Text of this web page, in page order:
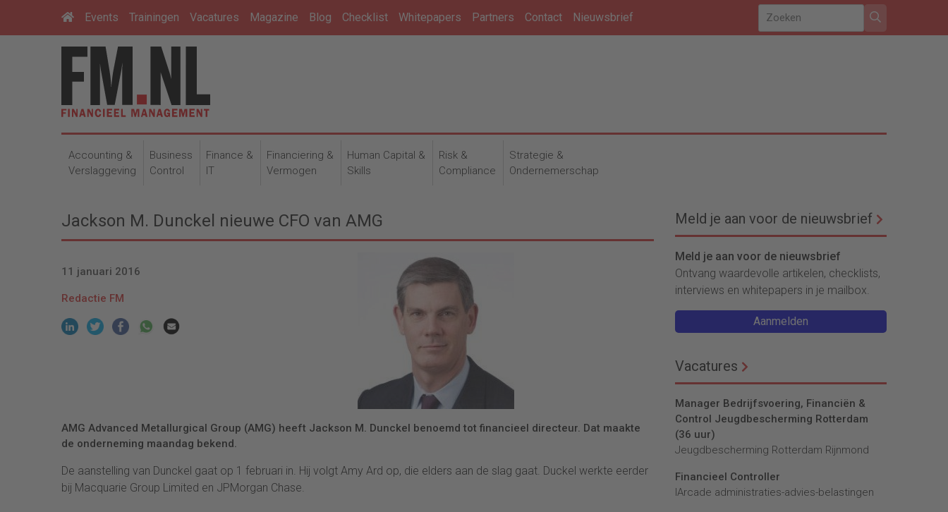
Events Trainingen Vacatures Magazine Blog Checklist Whitepapers Partners Contact Nieuwsbrief
Accounting &
Verslaggeving
Business
Control
Finance &
IT
Financiering &
Vermogen
Human Capital &
Skills
Risk &
Compliance
Strategie &
Ondernemerschap
Jackson M. Dunckel nieuwe CFO van AMG
11 januari 2016
Redactie FM
AMG Advanced Metallurgical Group (AMG) heeft Jackson M. Dunckel benoemd tot financieel directeur. Dat maakte
de onderneming maandag bekend.
De aanstelling van Dunckel gaat op 1 februari in. Hij volgt Amy Ard op, die elders aan de slag gaat. Duckel werkte eerder
bij Macquarie Group Limited en JPMorgan Chase.
Meld je aan voor de nieuwsbrief
Meld je aan voor de nieuwsbrief
Ontvang waardevolle artikelen, checklists,
interviews en whitepapers in je mailbox.
Aanmelden
Vacatures
Manager Bedrijfsvoering, Financiën &
Control Jeugdbescherming Rotterdam
(36 uur)
Jeugdbescherming Rotterdam Rijnmond
Financieel Controller
lArcade administraties-advies-belastingen